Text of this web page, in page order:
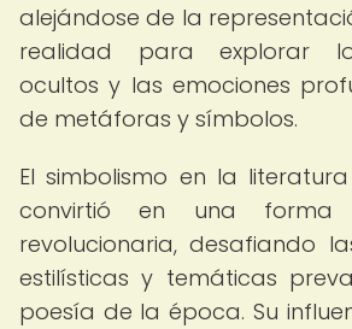
alejándose de la
realidad para explorar
ocultos y las emociones
de metáforas y símbolos.
El simbolismo en la
convirtió en una forma
revolucionaria, desafiando
estilísticas y temáticas
poesía de la época. Su